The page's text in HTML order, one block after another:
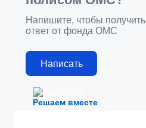
Решаем вместе
Напишите, чтобы получить
ответ от фонда ОМС
Написать